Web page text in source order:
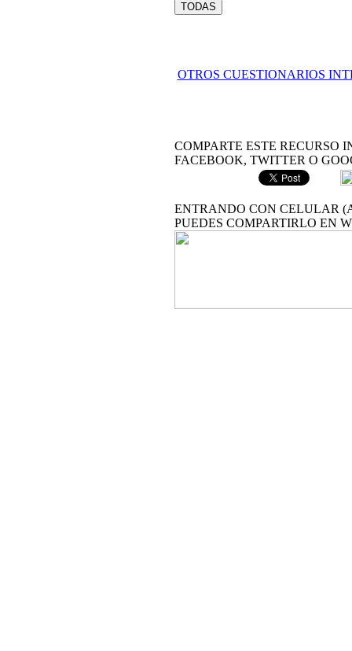
TODAS
OTROS CUESTIONARIOS
COMPARTE ESTE RECURSO
FACEBOOK, TWITTER O
ENTRANDO CON CELULAR
PUEDES COMPARTIRLO EN